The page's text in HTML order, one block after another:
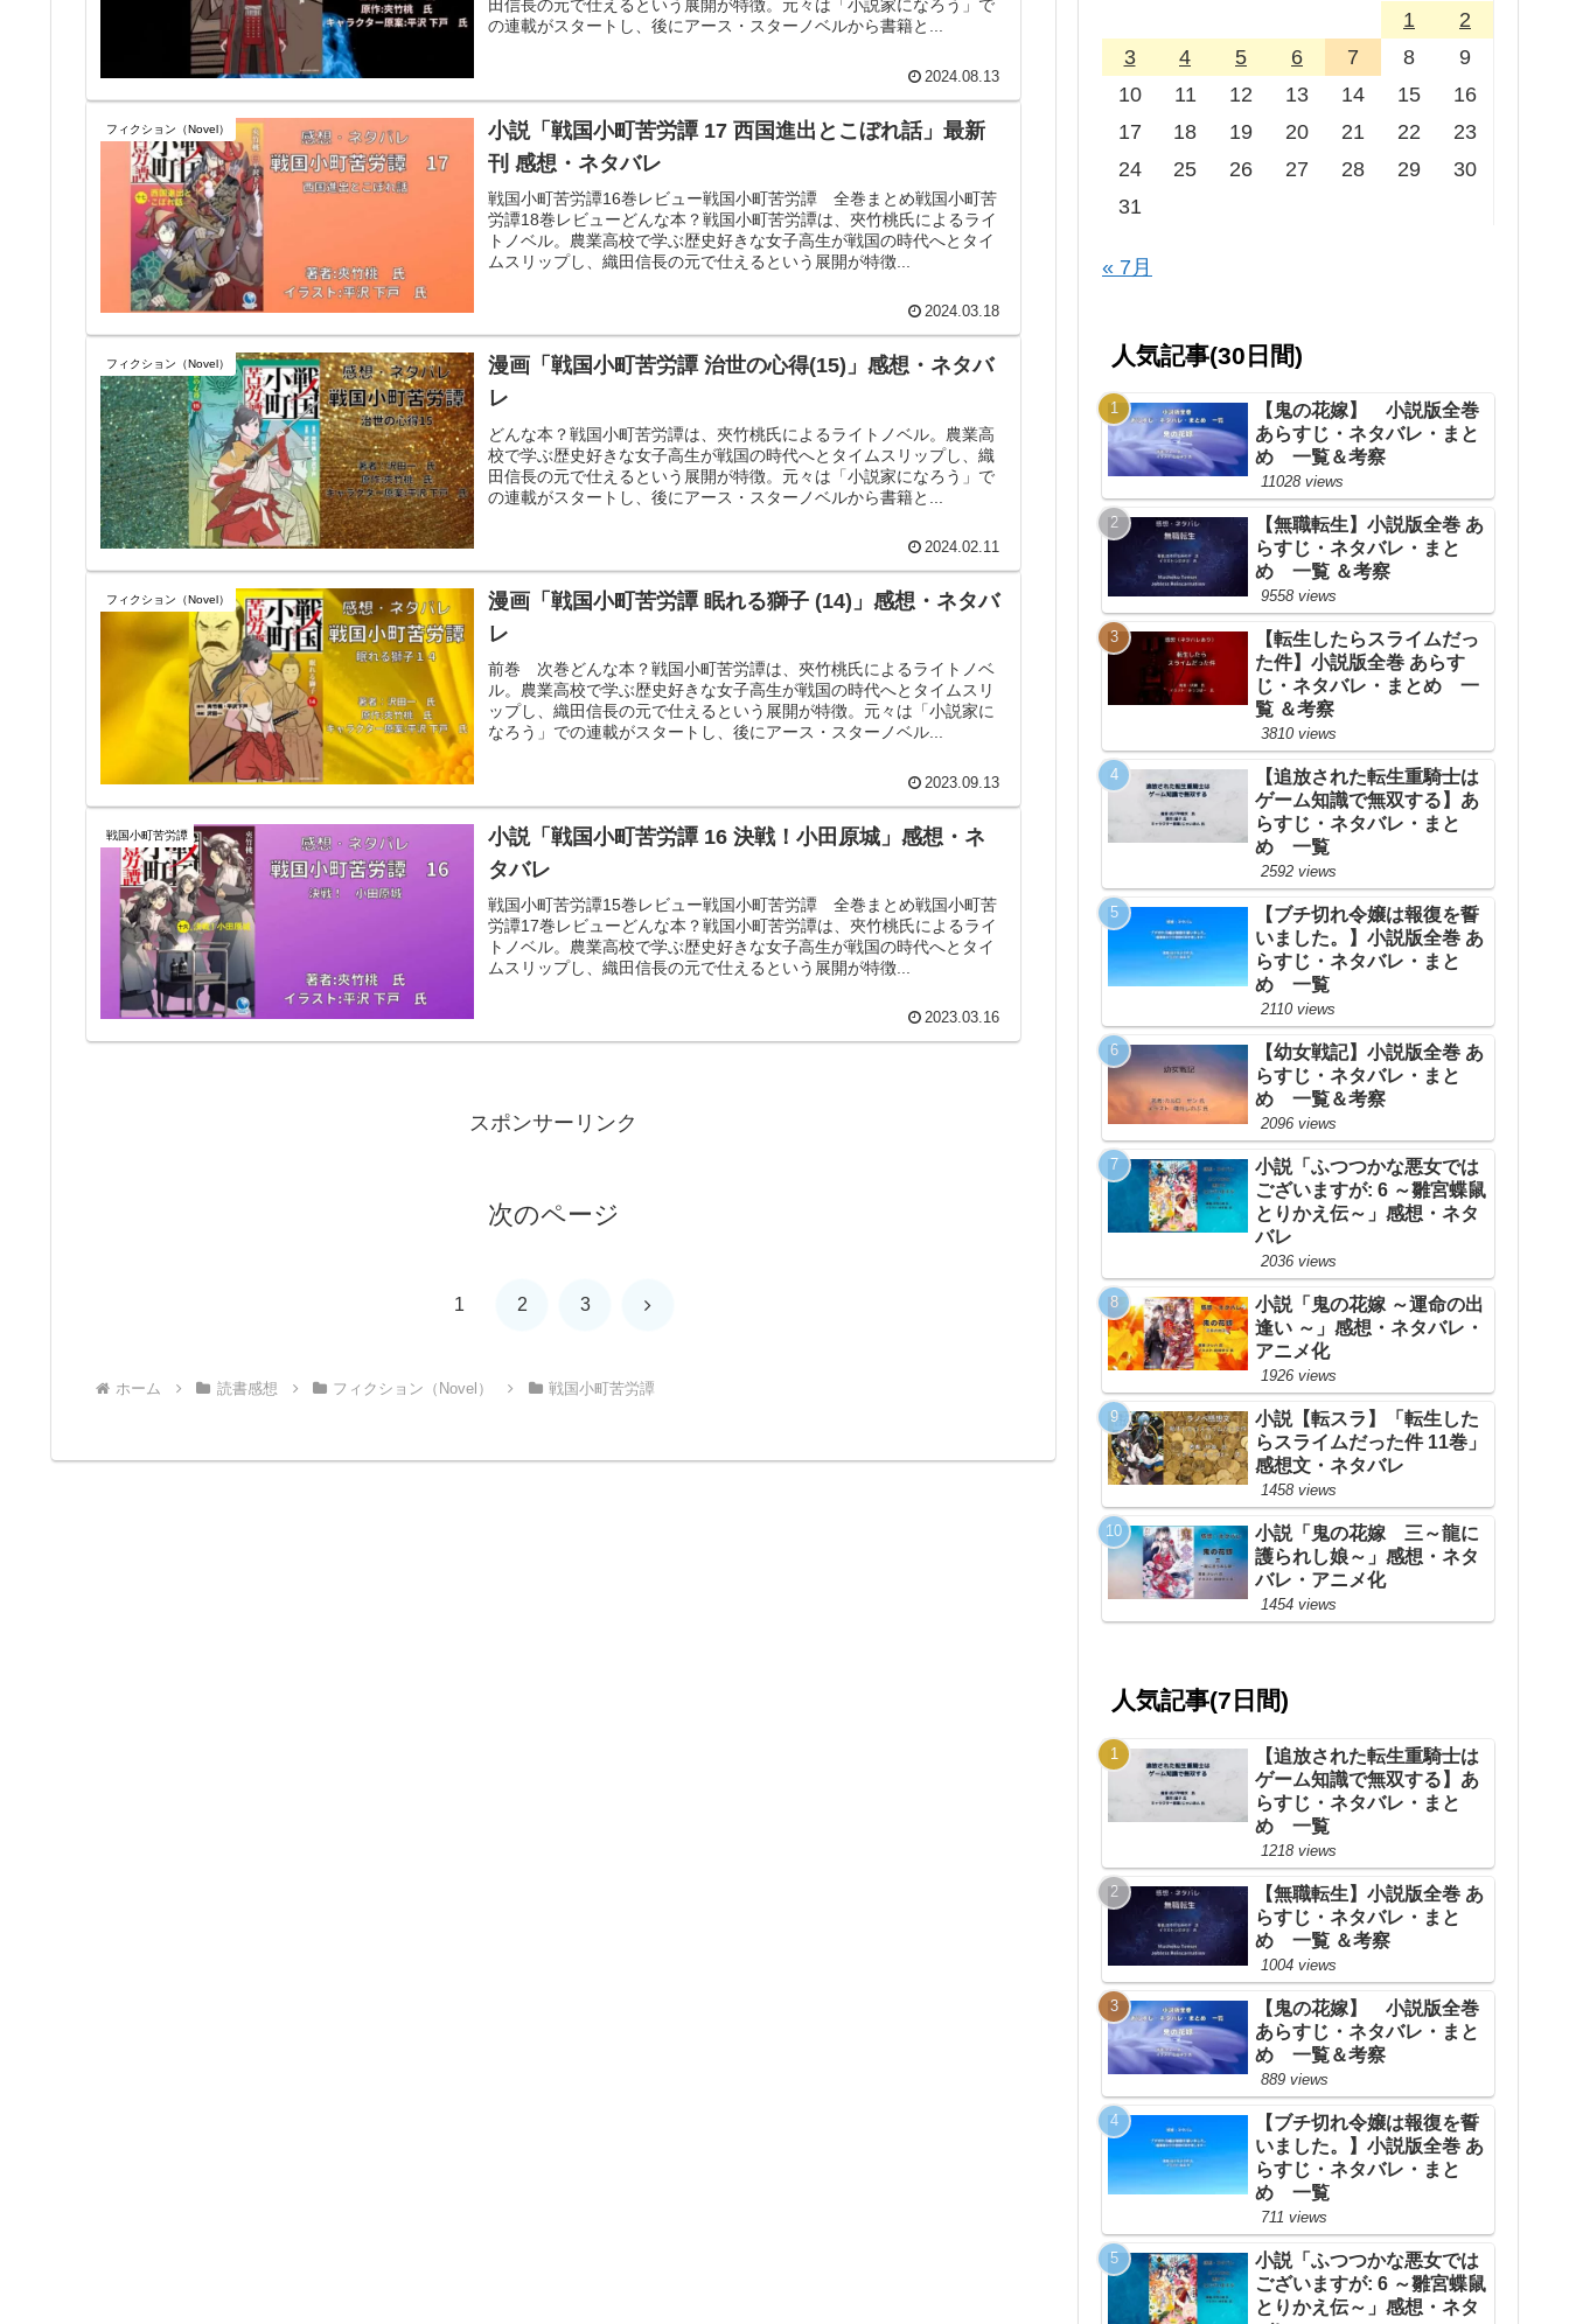
田信長の元で仕えるという展開が特徴。元々は「小説家になろう」で
の連載がスタートし、後にアース・スターノベルから書籍と...
2024.08.13
フィクション（Novel）
小説「戦国小町苦労譚 17 西国進出とこぼれ話」最新
刊 感想・ネタバレ
戦国小町苦労譚16巻レビュー戦国小町苦労譚 全巻まとめ戦国小町苦
労譚18巻レビューどんな本？戦国小町苦労譚は、夾竹桃氏によるライ
トノベル。農業高校で学ぶ歴史好きな女子高生が戦国の時代へとタイ
ムスリップし、織田信長の元で仕えるという展開が特徴...
2024.03.18
フィクション（Novel）
漫画「戦国小町苦労譚 治世の心得(15)」感想・ネタバ
レ
どんな本？戦国小町苦労譚は、夾竹桃氏によるライトノベル。農業高
校で学ぶ歴史好きな女子高生が戦国の時代へとタイムスリップし、織
田信長の元で仕えるという展開が特徴。元々は「小説家になろう」で
の連載がスタートし、後にアース・スターノベルから書籍と...
2024.02.11
フィクション（Novel）
漫画「戦国小町苦労譚 眠れる獅子 (14)」感想・ネタバ
レ
前巻 次巻どんな本？戦国小町苦労譚は、夾竹桃氏によるライトノベ
ル。農業高校で学ぶ歴史好きな女子高生が戦国の時代へとタイムスリ
ップし、織田信長の元で仕えるという展開が特徴。元々は「小説家に
なろう」での連載がスタートし、後にアース・スターノベル...
2023.09.13
戦国小町苦労譚
小説「戦国小町苦労譚 16 決戦！小田原城」感想・ネ
タバレ
戦国小町苦労譚15巻レビュー戦国小町苦労譚 全巻まとめ戦国小町苦
労譚17巻レビューどんな本？戦国小町苦労譚は、夾竹桃氏によるライ
トノベル。農業高校で学ぶ歴史好きな女子高生が戦国の時代へとタイ
ムスリップし、織田信長の元で仕えるという展開が特徴...
2023.03.16
スポンサーリンク
次のページ
1 2 3 次
ホーム 読書感想 フィクション（Novel） 戦国小町苦労譚
1
2
3
4 5 6 7 8
9
10
11 12 13 14 15
16
17
18 19 20 21 22
23
24
25 26 27 28 29
30
31
« 7月
人気記事(30日間)
【鬼の花嫁】 小説版全巻
あらすじ・ネタバレ・まと
め 一覧＆考察
11028 views
【無職転生】小説版全巻 あ
らすじ・ネタバレ・まと
め 一覧 ＆考察
9558 views
【転生したらスライムだっ
た件】小説版全巻 あらす
じ・ネタバレ・まとめ 一
覧 ＆考察
3810 views
【追放された転生重騎士は
ゲーム知識で無双する】あ
らすじ・ネタバレ・まと
め 一覧
2592 views
【ブチ切れ令嬢は報復を誓
いました。】小説版全巻 あ
らすじ・ネタバレ・まと
め 一覧
2110 views
【幼女戦記】小説版全巻 あ
らすじ・ネタバレ・まと
め 一覧＆考察
2096 views
小説「ふつつかな悪女では
ございますが: 6 ～雛宮蝶鼠
とりかえ伝～」感想・ネタ
バレ
2036 views
小説「鬼の花嫁 ～運命の出
逢い ～」感想・ネタバレ・
アニメ化
1926 views
小説【転スラ】「転生した
らスライムだった件 11巻」
感想文・ネタバレ
1458 views
小説「鬼の花嫁 三～龍に
護られし娘～」感想・ネタ
バレ・アニメ化
1454 views
人気記事(7日間)
【追放された転生重騎士は
ゲーム知識で無双する】あ
らすじ・ネタバレ・まと
め 一覧
1218 views
【無職転生】小説版全巻 あ
らすじ・ネタバレ・まと
め 一覧 ＆考察
1004 views
【鬼の花嫁】 小説版全巻
あらすじ・ネタバレ・まと
め 一覧＆考察
889 views
【ブチ切れ令嬢は報復を誓
いました。】小説版全巻 あ
らすじ・ネタバレ・まと
め 一覧
711 views
小説「ふつつかな悪女では
ございますが: 6 ～雛宮蝶鼠
とりかえ伝～」感想・ネタ